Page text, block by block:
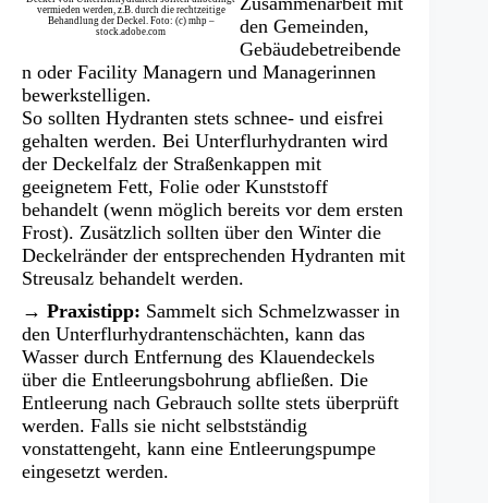
vermieden werden, z.B. durch die rechtzeitige
Behandlung der Deckel. Foto: (c) mhp –
stock.adobe.com
den Gemeinden,
Gebäudebetreibende
n oder Facility Managern und Managerinnen
bewerkstelligen.
So sollten Hydranten stets schnee- und eisfrei
gehalten werden. Bei Unterflurhydranten wird
der Deckelfalz der Straßenkappen mit
geeignetem Fett, Folie oder Kunststoff
behandelt (wenn möglich bereits vor dem ersten
Frost). Zusätzlich sollten über den Winter die
Deckelränder der entsprechenden Hydranten mit
Streusalz behandelt werden.
→ Praxistipp: Sammelt sich Schmelzwasser in
den Unterflurhydrantenschächten, kann das
Wasser durch Entfernung des Klauendeckels
über die Entleerungsbohrung abfließen. Die
Entleerung nach Gebrauch sollte stets überprüft
werden. Falls sie nicht selbstständig
vonstattengeht, kann eine Entleerungspumpe
eingesetzt werden.